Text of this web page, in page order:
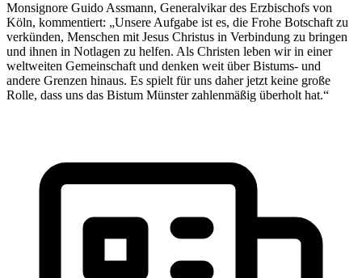
Monsignore Guido Assmann, Generalvikar des Erzbischofs von
Köln, kommentiert: „Unsere Aufgabe ist es, die Frohe Botschaft zu
verkünden, Menschen mit Jesus Christus in Verbindung zu bringen
und ihnen in Notlagen zu helfen. Als Christen leben wir in einer
weltweiten Gemeinschaft und denken weit über Bistums- und
andere Grenzen hinaus. Es spielt für uns daher jetzt keine große
Rolle, dass uns das Bistum Münster zahlenmäßig überholt hat.“